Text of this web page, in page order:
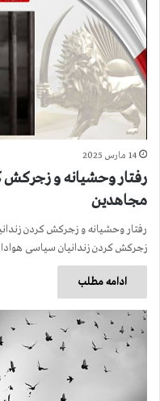
14 مارس 2025
رفتار وحشیانه و زجرکش
مجاهدین
رفتار وحشیانه و زجرکش کردن
زجرکش کردن زندانیان سیاسی
ادامه مطلب